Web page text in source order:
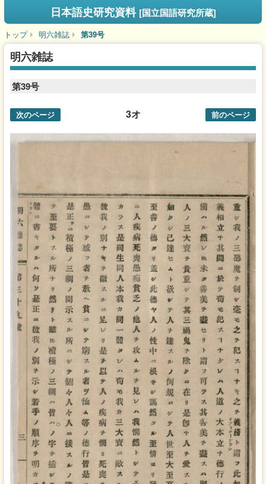
日本語史研究資料 [国立国語研究所蔵]
トップ 明六雑誌 第39号
明六雑誌
第39号
3オ
次のページ 前のページ